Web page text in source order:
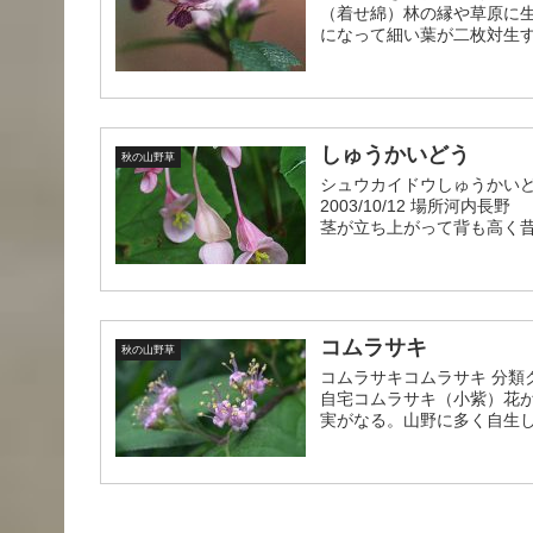
（着せ綿）林の縁や草原
になって細い葉が二枚対生
秋の山野草 しゅうかいどう
シュウカイドウしゅうかい
2003/10/12 場所河内長野
茎が立ち上がって背も高く
秋の山野草 コムラサキ
コムラサキコムラサキ 分
自宅コムラサキ（小紫）花
実がなる。山野に多く自生